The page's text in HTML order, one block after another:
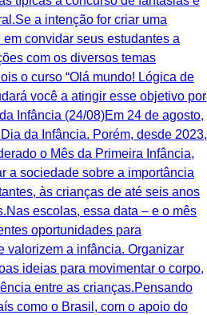
a intenção for criar uma
convidar seus estudantes a
com os diversos temas
o curso “Olá mundo! Lógica de
você a atingir esse objetivo por
Infância (24/08)Em 24 de agosto,
da Infância. Porém, desde 2023,
o Mês da Primeira Infância,
a sociedade sobre a importância
às crianças de até seis anos
escolas, essa data – e o mês
oportunidades para
valorizem a infância. Organizar
ideias para movimentar o corpo,
entre as crianças.Pensando
como o Brasil, com o apoio do